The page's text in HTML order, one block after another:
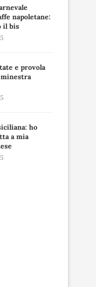
napoletane:
il bis
e provola
ho
a mia